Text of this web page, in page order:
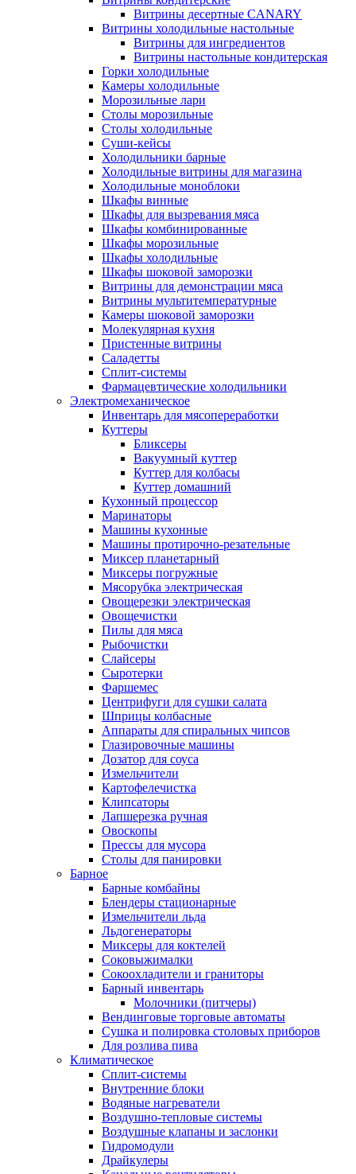
Витрины десертные CANARY
Витрины холодильные настольные
Витрины для ингредиентов
Витрины настольные кондитерская
Горки холодильные
Камеры холодильные
Морозильные лари
Столы морозильные
Столы холодильные
Суши-кейсы
Холодильники барные
Холодильные витрины для магазина
Холодильные моноблоки
Шкафы винные
Шкафы для вызревания мяса
Шкафы комбинированные
Шкафы морозильные
Шкафы холодильные
Шкафы шоковой заморозки
Витрины для демонстрации мяса
Витрины мультитемпературные
Камеры шоковой заморозки
Молекулярная кухня
Пристенные витрины
Саладетты
Сплит-системы
Фармацевтические холодильники
Электромеханическое
Инвентарь для мясопереработки
Куттеры
Бликсеры
Вакуумный куттер
Куттер для колбасы
Куттер домашний
Кухонный процессор
Маринаторы
Машины кухонные
Машины протирочно-резательные
Миксер планетарный
Миксеры погружные
Мясорубка электрическая
Овощерезки электрическая
Овощечистки
Пилы для мяса
Рыбочистки
Слайсеры
Сыротерки
Фаршемес
Центрифуги для сушки салата
Шприцы колбасные
Аппараты для спиральных чипсов
Глазировочные машины
Дозатор для соуса
Измельчители
Картофелечистка
Клипсаторы
Лапшерезка ручная
Овоскопы
Прессы для мусора
Столы для панировки
Барное
Барные комбайны
Блендеры стационарные
Измельчители льда
Льдогенераторы
Миксеры для коктелей
Соковыжималки
Сокоохладители и граниторы
Барный инвентарь
Молочники (питчеры)
Вендинговые торговые автоматы
Сушка и полировка столовых приборов
Для розлива пива
Климатическое
Сплит-системы
Внутренние блоки
Водяные нагреватели
Воздушно-тепловые системы
Воздушные клапаны и заслонки
Гидромодули
Драйкулеры